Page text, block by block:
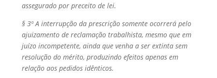
assegurado por preceito de lei.
§ 3º A interrupção da prescrição somente ocorrerá pelo
ajuizamento de reclamação trabalhista, mesmo que em
juízo incompetente, ainda que venha a ser extinta sem
resolução do mérito, produzindo efeitos apenas em
relação aos pedidos idênticos.